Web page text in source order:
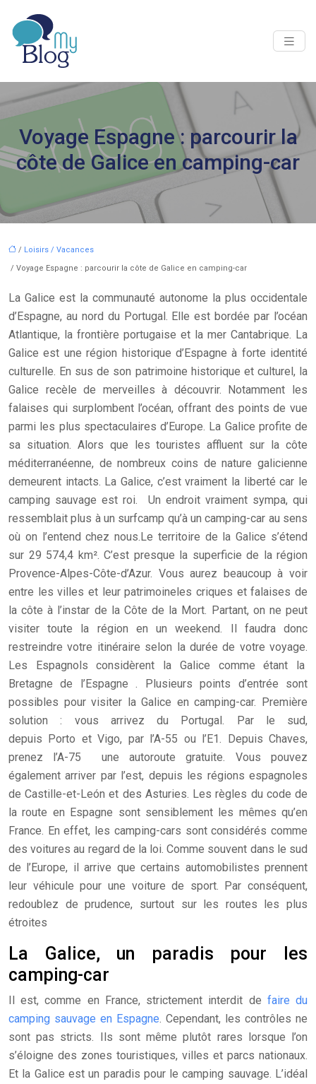
Voyage Espagne : parcourir la
côte de Galice en camping-car
/ Loisirs / Vacances
/ Voyage Espagne : parcourir la côte de Galice en camping-car
La Galice est la communauté autonome la plus occidentale
d’Espagne, au nord du Portugal. Elle est bordée par l’océan
Atlantique, la frontière portugaise et la mer Cantabrique. La
Galice est une région historique d’Espagne à forte identité
culturelle. En sus de son patrimoine historique et culturel, la
Galice recèle de merveilles à découvrir. Notamment les
falaises qui surplombent l’océan, offrant des points de vue
parmi les plus spectaculaires d’Europe. La Galice profite de
sa situation. Alors que les touristes affluent sur la côte
méditerranéenne, de nombreux coins de nature galicienne
demeurent intacts. La Galice, c’est vraiment la liberté car le
camping sauvage est roi. Un endroit vraiment sympa, qui
ressemblait plus à un surfcamp qu’à un camping-car au sens
où on l’entend chez nous.Le territoire de la Galice s’étend
sur 29 574,4 km². C’est presque la superficie de la région
Provence-Alpes-Côte-d’Azur. Vous aurez beaucoup à voir
entre les villes et leur patrimoineles criques et falaises de
la côte à l’instar de la Côte de la Mort. Partant, on ne peut
visiter toute la région en un weekend. Il faudra donc
restreindre votre itinéraire selon la durée de votre voyage.
Les Espagnols considèrent la Galice comme étant la
Bretagne de l’Espagne . Plusieurs points d’entrée sont
possibles pour visiter la Galice en camping-car. Première
solution : vous arrivez du Portugal. Par le sud,
depuis Porto et Vigo, par l’A-55 ou l’E1. Depuis Chaves,
prenez l’A-75 une autoroute gratuite. Vous pouvez
également arriver par l’est, depuis les régions espagnoles
de Castille-et-León et des Asturies. Les règles du code de
la route en Espagne sont sensiblement les mêmes qu’en
France. En effet, les camping-cars sont considérés comme
des voitures au regard de la loi. Comme souvent dans le sud
de l’Europe, il arrive que certains automobilistes prennent
leur véhicule pour une voiture de sport. Par conséquent,
redoublez de prudence, surtout sur les routes les plus
étroites
La Galice, un paradis pour les
camping-car
Il est, comme en France, strictement interdit de faire du
camping sauvage en Espagne. Cependant, les contrôles ne
sont pas stricts. Ils sont même plutôt rares lorsque l’on
s’éloigne des zones touristiques, villes et parcs nationaux.
Et la Galice est un paradis pour le camping sauvage. L’idéal